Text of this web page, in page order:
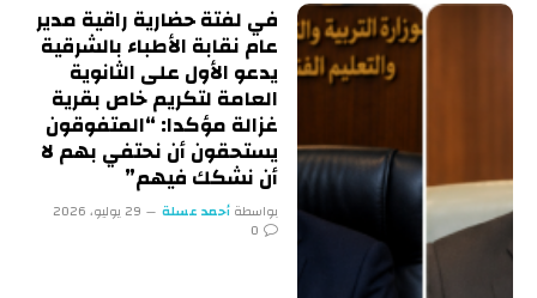
في لفتة حضارية راقية مدير
عام نقابة الأطباء بالشرقية
يدعو الأول على الثانوية
العامة لتكريم خاص بقرية
غزالة مؤكدا: “المتفوقون
يستحقون أن نحتفي بهم لا
أن نشكك فيهم”
بواسطة أحمد عسلة
29 يوليو، 2026
0